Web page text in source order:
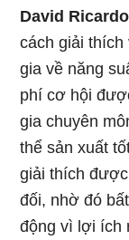
David Ricardo
cách giải
gia về năng
phí cơ hội
gia chuyên
thể sản xuất
giải thích
đối, nhờ đó
động vì lợi ích